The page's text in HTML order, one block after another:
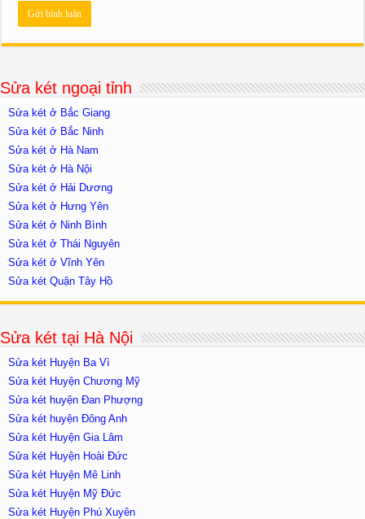
Sửa két ngoại tỉnh
Sửa két ở Bắc Giang
Sửa két ở Bắc Ninh
Sửa két ở Hà Nam
Sửa két ở Hà Nội
Sửa két ở Hải Dương
Sửa két ở Hưng Yên
Sửa két ở Ninh Bình
Sửa két ở Thái Nguyên
Sửa két ở Vĩnh Yên
Sửa két Quận Tây Hồ
Sửa két tại Hà Nội
Sửa két Huyện Ba Vì
Sửa két Huyện Chương Mỹ
Sửa két huyện Đan Phượng
Sửa két huyện Đông Anh
Sửa két Huyện Gia Lâm
Sửa két Huyện Hoài Đức
Sửa két Huyện Mê Linh
Sửa két Huyện Mỹ Đức
Sửa két Huyện Phú Xuyên